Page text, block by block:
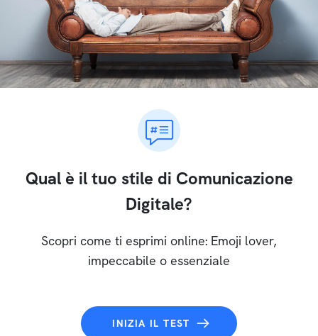
Qual è il tuo stile di Comunicazione
Digitale?
Scopri come ti esprimi online: Emoji lover,
impeccabile o essenziale
INIZIA IL TEST